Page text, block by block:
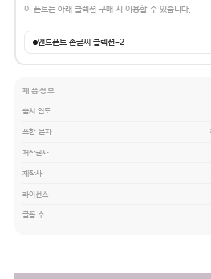
이 폰트는 아래 콜렉션 구매 시 이용할 수 있습니다.
앤드폰트 손글씨 콜렉션-2
제품정보
출시 연도
포함 문자
저작권사
제작사
라이선스
글꼴 수